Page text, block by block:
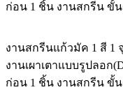
ก่อน 1 ชิ้น งานสกรีน ขั้น
งานสกรีนแก้วมัค 1 สี 1
งานเผาเตาแบบรูปลอก
ก่อน 1 ชิ้น งานสกรีน ขั้น